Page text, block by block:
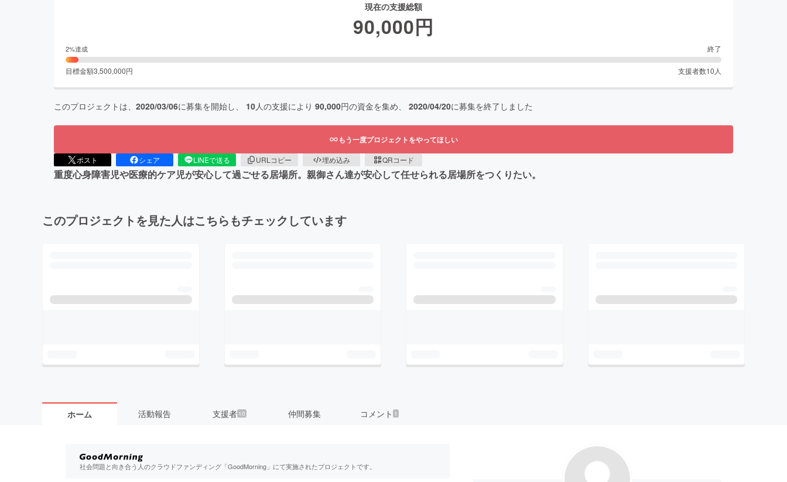
現在の支援総額
90,000円
2%達成 終了
目標金額3,500,000円 支援者数10 人
このプロジェクトは、 2020/03/06に募集を開始し、 10人の支援により 90,000円の資金を集め、 2020/04/20に募集を終了しました
もう一度プロジェクトをやってほしい
ポスト シェア LINEで送る URLコピー 埋め込み QRコード
重度心身障害児や医療的ケア児が安心して過ごせる居場所。親御さん達が安心して任せられる居場所をつくりたい。
このプロジェクトを見た人はこちらもチェックしています
ホーム 活動報告 支援者 10 仲間募集 コメント 1
社会問題と向き合う人のクラウドファンディング「GoodMorning」にて実施されたプロジェクトです。